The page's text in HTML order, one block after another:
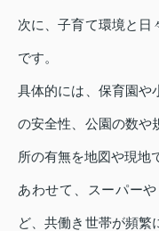
次に、子育て環境と日
です。
具体的には、保育園や
の安全性、公園の数や
所の有無を地図や現地
あわせて、スーパー
ど、共働き世帯が頻繁